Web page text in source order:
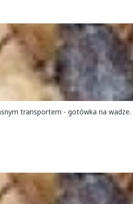
transportem - gotówka na wadze.